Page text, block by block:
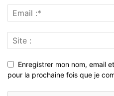
Enregistrer mon nom, email
pour la prochaine fois que je